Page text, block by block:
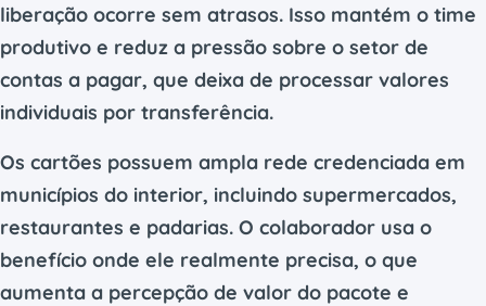
liberação ocorre sem atrasos. Isso mantém o time
produtivo e reduz a pressão sobre o setor de
contas a pagar, que deixa de processar valores
individuais por transferência.
Os cartões possuem ampla rede credenciada em
municípios do interior, incluindo supermercados,
restaurantes e padarias. O colaborador usa o
benefício onde ele realmente precisa, o que
aumenta a percepção de valor do pacote e